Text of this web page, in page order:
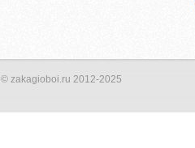
© zakagioboi.ru 2012-2025